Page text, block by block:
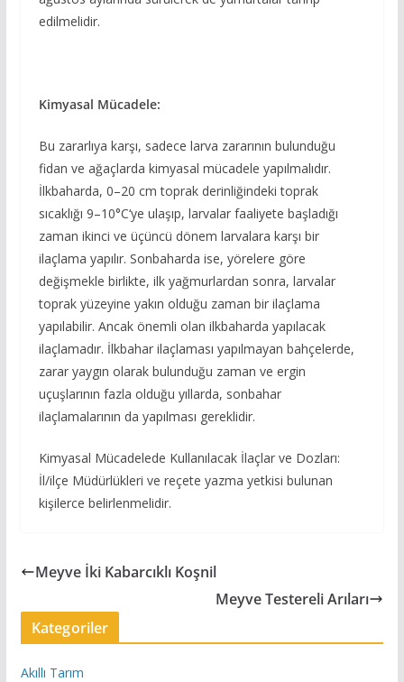
edilmelidir.
Kimyasal Mücadele:
Bu zararlıya karşı, sadece larva zararının bulunduğu
fidan ve ağaçlarda kimyasal mücadele yapılmalıdır.
İlkbaharda, 0–20 cm toprak derinliğindeki toprak
sıcaklığı 9–10°C‘ye ulaşıp, larvalar faaliyete başladığı
zaman ikinci ve üçüncü dönem larvalara karşı bir
ilaçlama yapılır. Sonbaharda ise, yörelere göre
değişmekle birlikte, ilk yağmurlardan sonra, larvalar
toprak yüzeyine yakın olduğu zaman bir ilaçlama
yapılabilir. Ancak önemli olan ilkbaharda yapılacak
ilaçlamadır. İlkbahar ilaçlaması yapılmayan bahçelerde,
zarar yaygın olarak bulunduğu zaman ve ergin
uçuşlarının fazla olduğu yıllarda, sonbahar
ilaçlamalarının da yapılması gereklidir.
Kimyasal Mücadelede Kullanılacak İlaçlar ve Dozları:
İl/ilçe Müdürlükleri ve reçete yazma yetkisi bulunan
kişilerce belirlenmelidir.
Meyve İki Kabarcıklı Koşnil
Meyve Testereli Arıları
Kategoriler
Akıllı Tarım